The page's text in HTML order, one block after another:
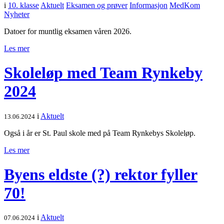
i 10. klasse Aktuelt Eksamen og prøver Informasjon MedKom
Nyheter
Datoer for muntlig eksamen våren 2026.
Les mer
Skoleløp med Team Rynkeby
2024
13.06.2024 i Aktuelt
Også i år er St. Paul skole med på Team Rynkebys Skoleløp.
Les mer
Byens eldste (?) rektor fyller
70!
07.06.2024 i Aktuelt